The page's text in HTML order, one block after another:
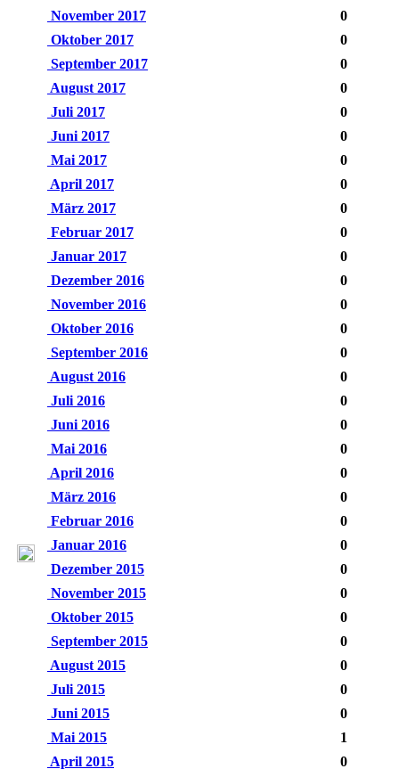
November 2017
0
Oktober 2017
0
September 2017
0
August 2017
0
Juli 2017
0
Juni 2017
0
Mai 2017
0
April 2017
0
März 2017
0
Februar 2017
0
Januar 2017
0
Dezember 2016
0
November 2016
0
Oktober 2016
0
September 2016
0
August 2016
0
Juli 2016
0
Juni 2016
0
Mai 2016
0
April 2016
0
März 2016
0
Februar 2016
0
Januar 2016
0
Dezember 2015
0
November 2015
0
Oktober 2015
0
September 2015
0
August 2015
0
Juli 2015
0
Juni 2015
0
Mai 2015
1
April 2015
0